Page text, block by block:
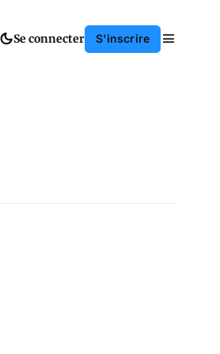
Se connecter S'inscrire